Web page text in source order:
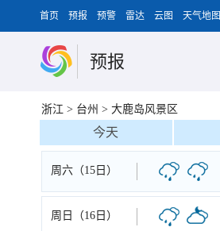
首页 预报 预警 雷达 云图 天气地图
预报
浙江 > 台州 > 大鹿岛风景区
今天
周六（15日）
周日（16日）